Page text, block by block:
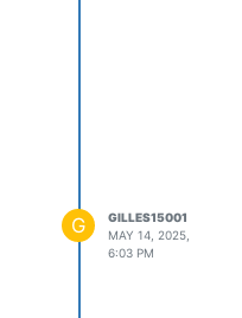
G
GILLES15001
MAY 14, 2025,
6:03 PM